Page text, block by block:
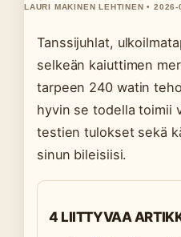
LAURI MAKINEN LEHTINEN •
Tanssijuhlat,
selkeän kaiuttimen
tarpeen 240 watin
hyvin se todella toimii
testien tulokset sekä
sinun bileisiisi.
4 LIITTYVAA